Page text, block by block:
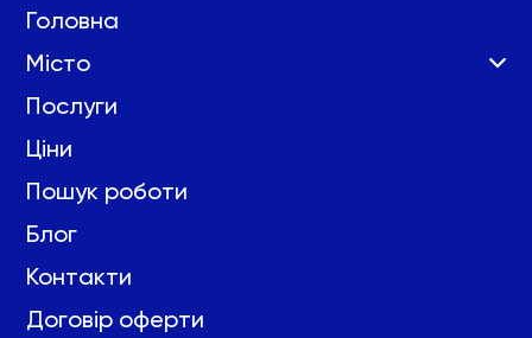
Головна
Місто
Послуги
Ціни
Пошук роботи
Блог
Контакти
Договір оферти